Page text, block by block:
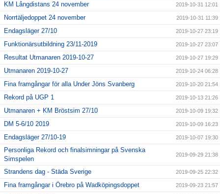
KM Långdistans 24 november 2019-10-31 12:01
Norrtäljedoppet 24 november 2019-10-31 11:39
Endagsläger 27/10 2019-10-27 23:19
Funktionärsutbildning 23/11-2019 2019-10-27 23:07
Resultat Utmanaren 2019-10-27 2019-10-27 19:29
Utmanaren 2019-10-27 2019-10-24 06:28
Fina framgångar för alla Under Jöns Svanberg 2019-10-20 21:54
Rekord på UGP 1 2019-10-13 21:26
Utmanaren + KM Bröstsim 27/10 2019-10-09 19:32
DM 5-6/10 2019 2019-10-09 16:23
Endagsläger 27/10-19 2019-10-07 19:30
Personliga Rekord och finalsimningar på Svenska
Simspelen
2019-09-29 21:38
Strandens dag - Städa Sverige 2019-09-25 22:32
Fina framgångar i Örebro på Wadköpingsdoppet 2019-09-23 21:57